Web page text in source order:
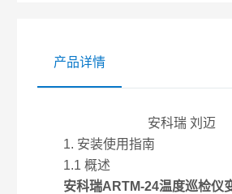
产品详情
安科瑞 刘迈
1. 安装使用指南
1.1 概述
安科瑞ARTM-24温度巡检仪